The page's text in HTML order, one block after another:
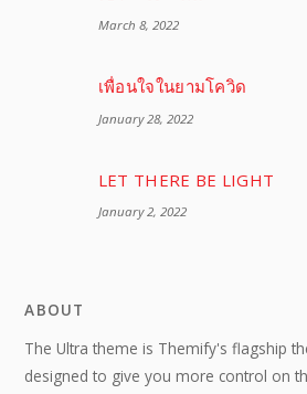
March 8, 2022
เพื่อนใจในยามโควิด
January 28, 2022
LET THERE BE LIGHT
January 2, 2022
ABOUT
The Ultra theme is Themify's flagship
designed to give you more control on